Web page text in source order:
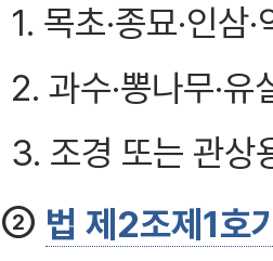
1. 목초·종묘·인삼
2. 과수·뽕나무·
3. 조경 또는 관상
② 법 제2조제1호